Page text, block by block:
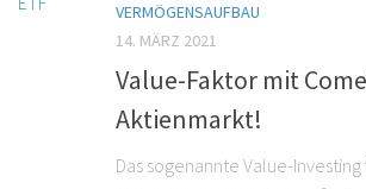
VERMÖGENSAUFBAU
14. MÄRZ 2021
Value-Faktor mit
Aktienmarkt!
Das sogenannte Value-